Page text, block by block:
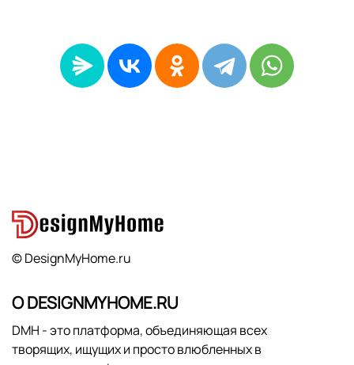
© DesignMyHome.ru
О DESIGNMYHOME.RU
DMH - это платформа, объединяющая всех
творящих, ищущих и просто влюбленных в